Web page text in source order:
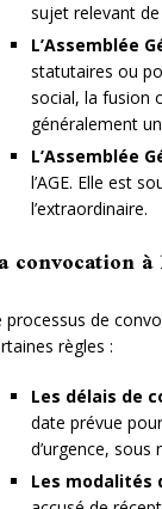
sujet relevant
L’Assemblée
statutaires ou
social, la fusion
généralement
L’Assemblée
l’AGE. Elle est
l’extraordinaire.
convocation à
processus de
règles :
Les délais de
date prévue
d’urgence,
Les modalités